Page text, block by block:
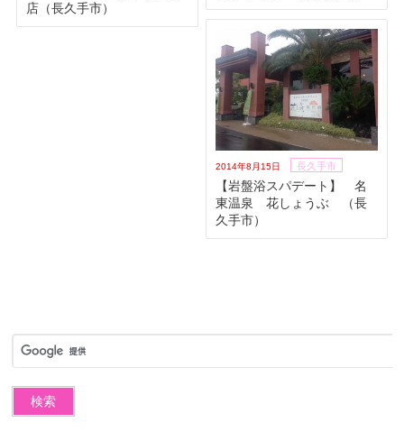
店（長久手市）
2014年8月15日 長久手市
【岩盤浴スパデート】 名
東温泉 花しょうぶ （長
久手市）